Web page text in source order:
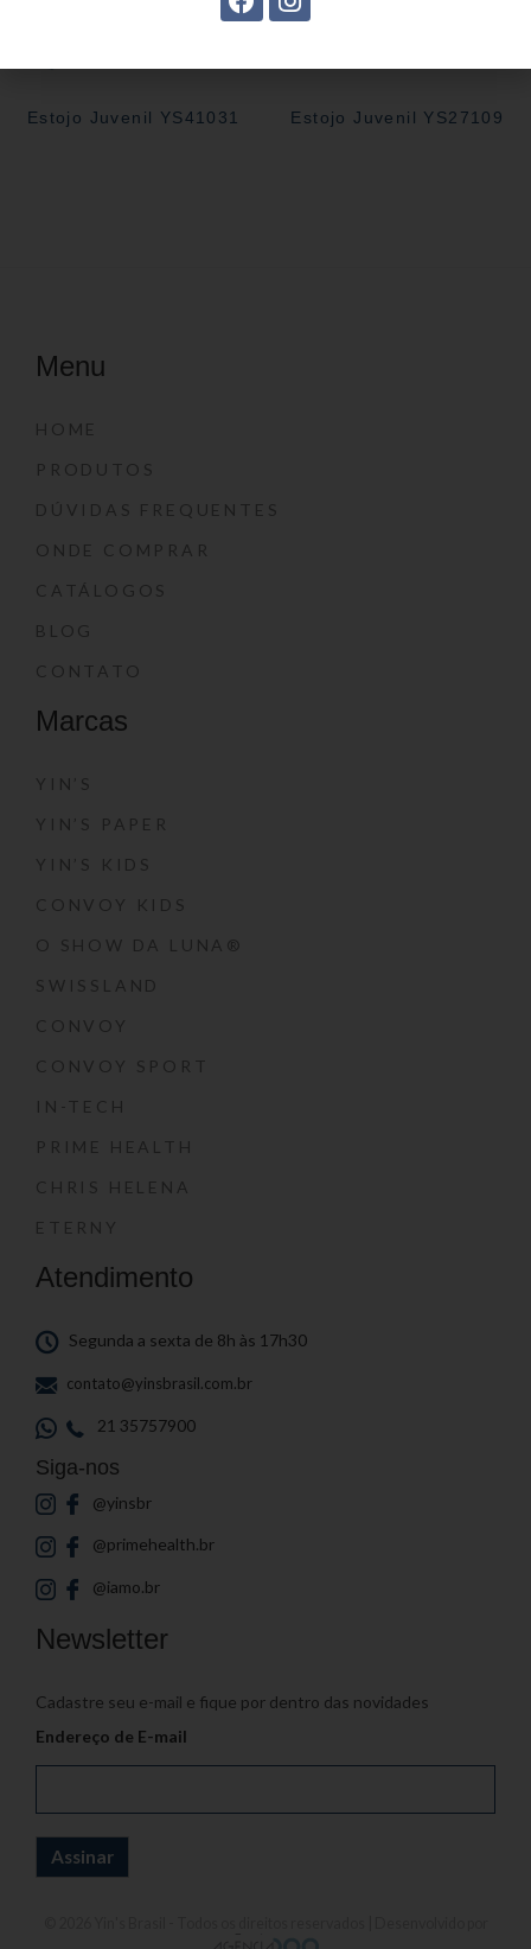
Estojo Juvenil YS41031 Estojo Juvenil YS27109
Menu
HOME
PRODUTOS
DÚVIDAS FREQUENTES
ONDE COMPRAR
CATÁLOGOS
BLOG
CONTATO
Marcas
YIN’S
YIN’S PAPER
YIN’S KIDS
CONVOY KIDS
O SHOW DA LUNA®
SWISSLAND
CONVOY
CONVOY SPORT
IN-TECH
PRIME HEALTH
CHRIS HELENA
ETERNY
Atendimento
Segunda a sexta de 8h às 17h30
contato@yinsbrasil.com.br
21 35757900
Siga-nos
@yinsbr
@primehealth.br
@iamo.br
Newsletter
Cadastre seu e-mail e fique por dentro das novidades
Endereço de E-mail